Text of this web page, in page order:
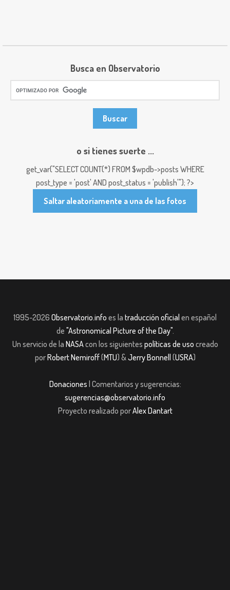
Busca en Observatorio
o si tienes suerte ...
get_var("SELECT COUNT(*) FROM $wpdb->posts WHERE
post_type = 'post' AND post_status = 'publish'"); ?>
Saltar aleatoriamente a una de las fotos
1995-2026 Observatorio.info es la traducción oficial en español
de "Astronomical Picture of the Day".
Un servicio de la NASAcon los siguientes políticas de uso creado
porRobert Nemiroff(MTU) &Jerry Bonnell (USRA)
Donaciones | Comentarios y sugerencias:
sugerencias@observatorio.info
Proyecto realizado porAlex Dantart